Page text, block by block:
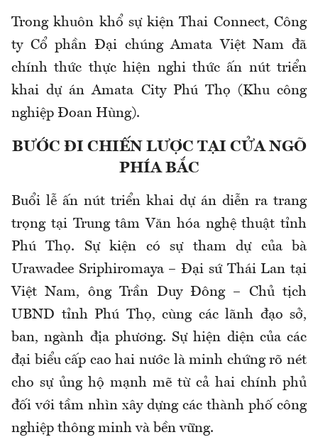
Trong khuôn khổ sự kiện Thai Connect, Công
ty Cổ phần Đại chúng Amata Việt Nam đã
chính thức thực hiện nghi thức ấn nút triển
khai dự án Amata City Phú Thọ (Khu công
nghiệp Đoan Hùng).
BƯỚC ĐI CHIẾN LƯỢC TẠI CỬA NGÕ
PHÍA BẮC
Buổi lễ ấn nút triển khai dự án diễn ra trang
trọng tại Trung tâm Văn hóa nghệ thuật tỉnh
Phú Thọ. Sự kiện có sự tham dự của bà
Urawadee Sriphiromaya – Đại sứ Thái Lan tại
Việt Nam, ông Trần Duy Đông – Chủ tịch
UBND tỉnh Phú Thọ, cùng các lãnh đạo sở,
ban, ngành địa phương. Sự hiện diện của các
đại biểu cấp cao hai nước là minh chứng rõ nét
cho sự ủng hộ mạnh mẽ từ cả hai chính phủ
đối với tầm nhìn xây dựng các thành phố công
nghiệp thông minh và bền vững.